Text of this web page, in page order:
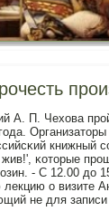
А. П. Чехова
книжный
жив!', κоторые
- С 12.00 до
о визите
не для